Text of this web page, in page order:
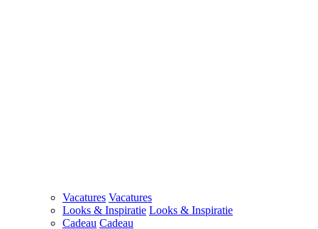
Vacatures Vacatures
Looks & Inspiratie Looks & Inspiratie
Cadeau Cadeau